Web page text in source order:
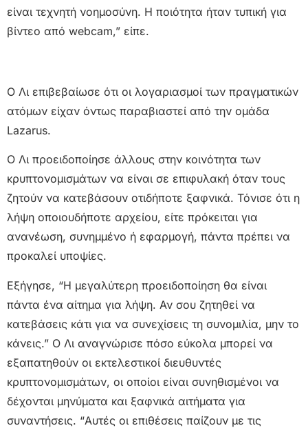
είναι τεχνητή νοημοσύνη. Η ποιότητα ήταν τυπική για
βίντεο από webcam,” είπε.
Ο Λι επιβεβαίωσε ότι οι λογαριασμοί των πραγματικών
ατόμων είχαν όντως παραβιαστεί από την ομάδα
Lazarus.
Ο Λι προειδοποίησε άλλους στην κοινότητα των
κρυπτονομισμάτων να είναι σε επιφυλακή όταν τους
ζητούν να κατεβάσουν οτιδήποτε ξαφνικά. Τόνισε ότι η
λήψη οποιουδήποτε αρχείου, είτε πρόκειται για
ανανέωση, συνημμένο ή εφαρμογή, πάντα πρέπει να
προκαλεί υποψίες.
Εξήγησε, “Η μεγαλύτερη προειδοποίηση θα είναι
πάντα ένα αίτημα για λήψη. Αν σου ζητηθεί να
κατεβάσεις κάτι για να συνεχίσεις τη συνομιλία, μην το
κάνεις.” Ο Λι αναγνώρισε πόσο εύκολα μπορεί να
εξαπατηθούν οι εκτελεστικοί διευθυντές
κρυπτονομισμάτων, οι οποίοι είναι συνηθισμένοι να
δέχονται μηνύματα και ξαφνικά αιτήματα για
συναντήσεις. “Αυτές οι επιθέσεις παίζουν με τις